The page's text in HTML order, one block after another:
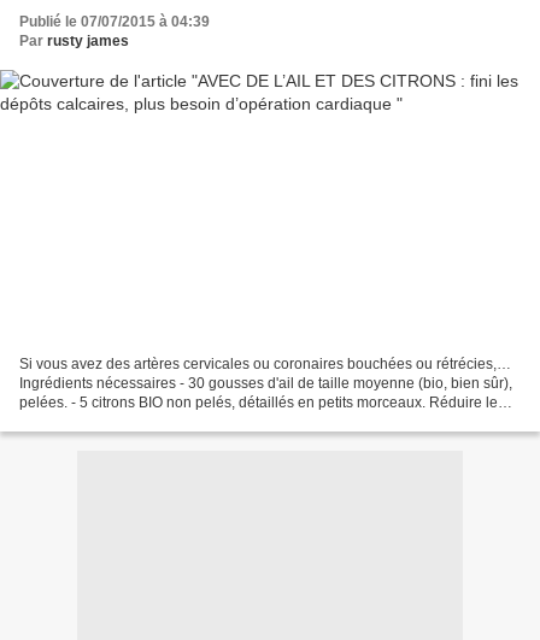
Publié le 07/07/2015 à 04:39
Par rusty james
Si vous avez des artères cervicales ou coronaires bouchées ou rétrécies,…
Ingrédients nécessaires - 30 gousses d'ail de taille moyenne (bio, bien sûr),
pelées. - 5 citrons BIO non pelés, détaillés en petits morceaux. Réduire le